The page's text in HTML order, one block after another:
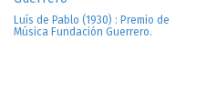
Luís de Pablo (1930) : Premio de
Música Fundación Guerrero.